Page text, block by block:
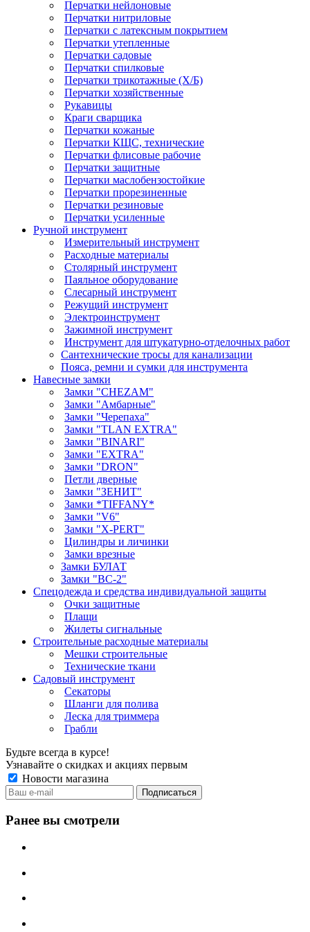
Перчатки нейлоновые
Перчатки нитриловые
Перчатки с латексным покрытием
Перчатки утепленные
Перчатки садовые
Перчатки спилковые
Перчатки трикотажные (Х/Б)
Перчатки хозяйственные
Рукавицы
Краги сварщика
Перчатки кожаные
Перчатки КЩС, технические
Перчатки флисовые рабочие
Перчатки защитные
Перчатки маслобензостойкие
Перчатки прорезиненные
Перчатки резиновые
Перчатки усиленные
Ручной инструмент
Измерительный инструмент
Расходные материалы
Столярный инструмент
Паяльное оборудование
Слесарный инструмент
Режущий инструмент
Электроинструмент
Зажимной инструмент
Инструмент для штукатурно-отделочных работ
Сантехнические тросы для канализации
Пояса, ремни и сумки для инструмента
Навесные замки
Замки "CHEZAM"
Замки "Амбарные"
Замки "Черепаха"
Замки "TLAN EXTRA"
Замки "BINARI"
Замки "EXTRA"
Замки "DRON"
Петли дверные
Замки "ЗЕНИТ"
Замки *TIFFANY*
Замки "V6"
Замки "X-PERT"
Цилиндры и личинки
Замки врезные
Замки БУЛАТ
Замки "ВС-2"
Спецодежда и средства индивидуальной защиты
Очки защитные
Плащи
Жилеты сигнальные
Строительные расходные материалы
Мешки строительные
Технические ткани
Садовый инструмент
Секаторы
Шланги для полива
Леска для триммера
Грабли
Будьте всегда в курсе!
Узнавайте о скидках и акциях первым
Новости магазина
Ранее вы смотрели